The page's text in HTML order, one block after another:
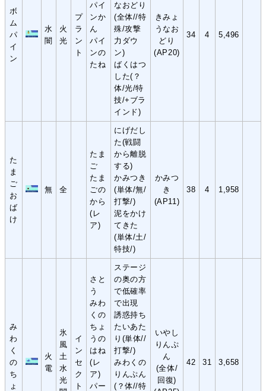
ボ
ム
パ
イ
ン
水
闇
火
光
プ
ラ
ン
ト
パイ
ンか
ん
パイ
ンの
たね
なおどり
(全体//特
殊/攻撃
力ダウ
ン)
ばくはつ
した(？
体/光/特
技/+ブラ
インド)
きみょ
うなお
どり
(AP20)
34 4 5,496
た
ま
ご
お
ば
け
無 全
たま
ご
たま
ごの
から
(レ
ア)
にげだし
た(戦闘
から離脱
する)
かみつき
(単体/無/
打撃/)
泥をかけ
てきた
(単体/土/
特技/)
かみつ
き
(AP11)
38 4 1,958
み
わ
く
の
ち
ょ
火
電
氷
風
土
水
光
イ
ン
セ
ク
ト
さと
う
みわ
くの
ちょ
うの
はね
(レ
ア)
パー
ステージ
の奥の方
で低確率
で出現
誘惑持ち
たいあた
り(単体//
打撃/)
みわくの
りんぷん
(？体//特
いやし
りんぷ
ん
(全体/
回復)
42 31 3,658